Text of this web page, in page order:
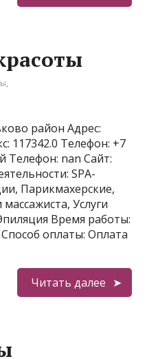
,
район Адрес:
117342.0 Телефон: +7
Телефон: nan Сайт:
SPA-
Парикмахерские,
массажиста, Услуги
Время работы:
оплаты: Оплата
Читать далее